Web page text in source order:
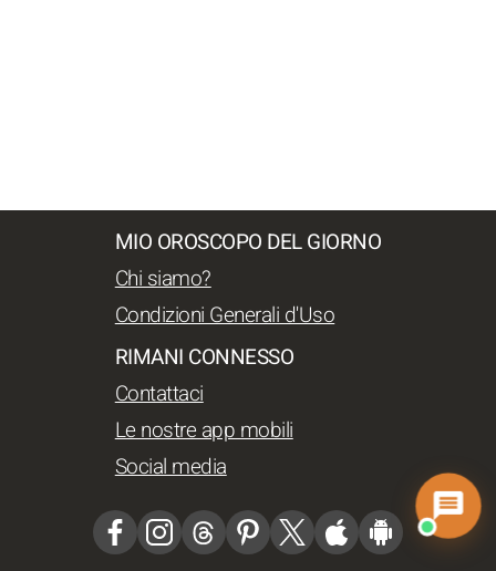
MIO OROSCOPO DEL GIORNO
Chi siamo?
Condizioni Generali d'Uso
RIMANI CONNESSO
Contattaci
Le nostre app mobili
Social media